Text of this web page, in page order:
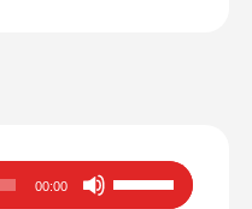
00:00